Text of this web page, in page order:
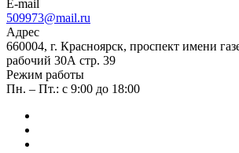
E-mail
509973@mail.ru
Адрес
660004, г. Красноярск, проспект имени
рабочий 30А стр. 39
Режим работы
Пн. – Пт.: с 9:00 до 18:00